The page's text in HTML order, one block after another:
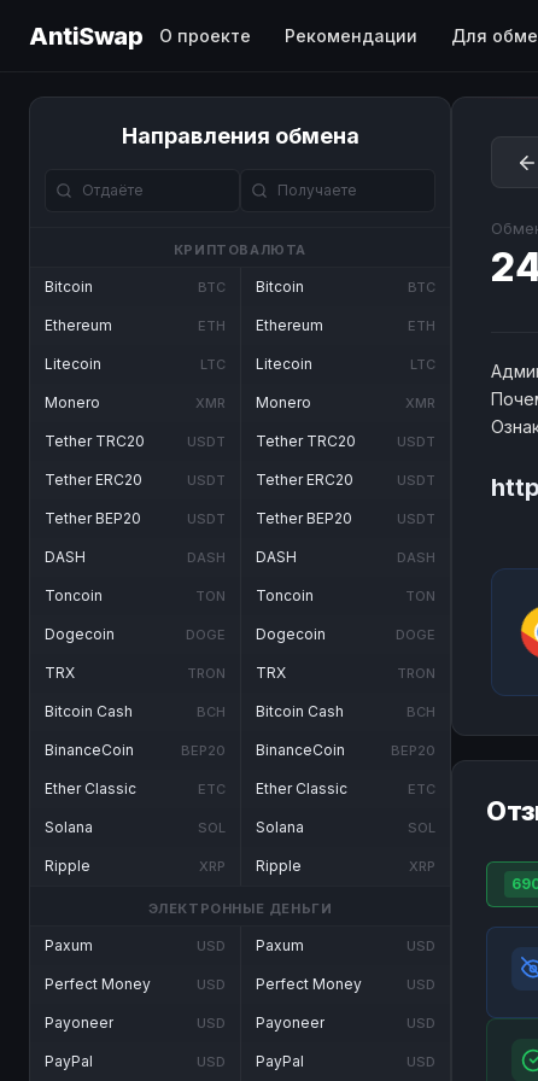
AntiSwap О проекте Рекомендации Для
Направления обмена
КРИПТОВАЛЮТА
Bitcoin BTC
Ethereum ETH
Litecoin LTC
Monero XMR
Tether TRC20 USDT
Tether ERC20 USDT
Tether BEP20 USDT
DASH DASH
Toncoin TON
Dogecoin DOGE
TRX TRON
Bitcoin Cash BCH
BinanceCoin BEP20
Ether Classic ETC
Solana SOL
Ripple XRP
Bitcoin BTC
Ethereum ETH
Litecoin LTC
Monero XMR
Tether TRC20 USDT
Tether ERC20 USDT
Tether BEP20 USDT
DASH DASH
Toncoin TON
Dogecoin DOGE
TRX TRON
Bitcoin Cash BCH
BinanceCoin BEP20
Ether Classic ETC
Solana SOL
Ripple XRP
ЭЛЕКТРОННЫЕ ДЕНЬГИ
Paxum USD
Perfect Money USD
Payoneer USD
PayPal USD
Paxum USD
Perfect Money USD
Payoneer USD
PayPal USD